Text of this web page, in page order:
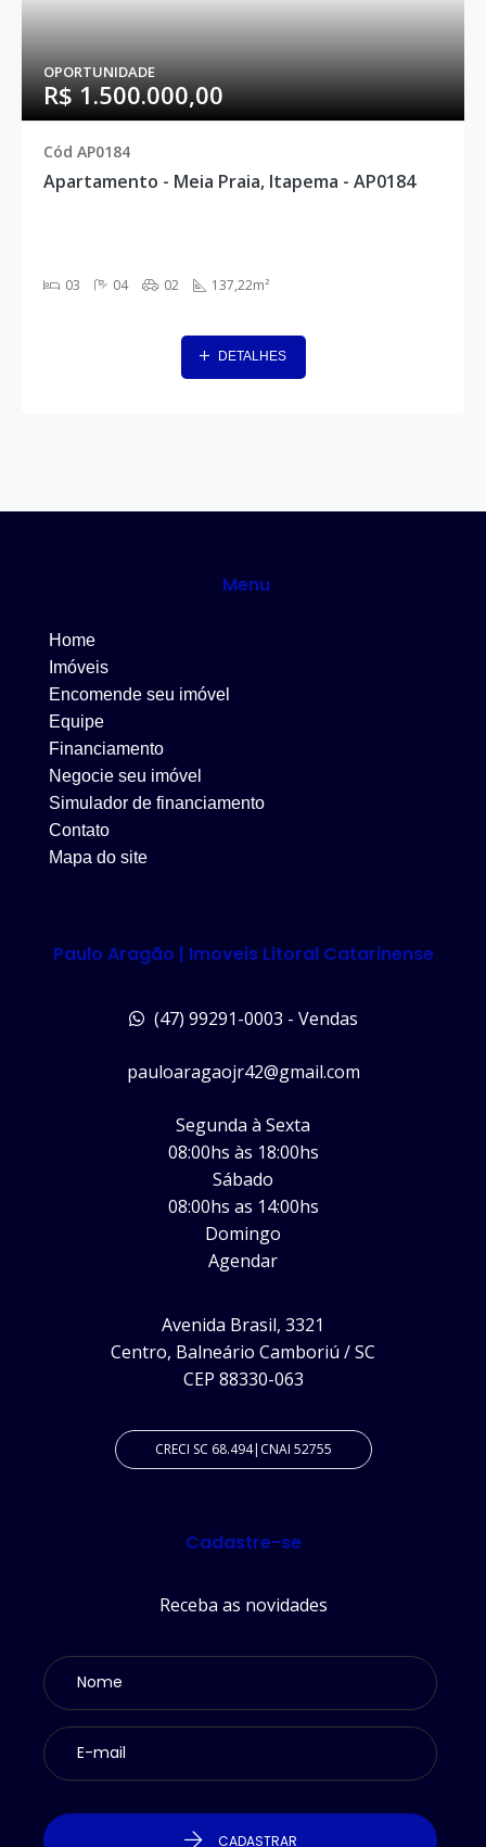
OPORTUNIDADE
R$ 1.500.000,00
Cód AP0184
Apartamento - Meia Praia, Itapema - AP0184
03 04 02 137,22m²
DETALHES
Menu
Home
Imóveis
Encomende seu imóvel
Equipe
Financiamento
Negocie seu imóvel
Simulador de financiamento
Contato
Mapa do site
Paulo Aragão | Imoveis Litoral Catarinense
(47) 99291-0003 - Vendas
pauloaragaojr42@gmail.com
Segunda à Sexta
08:00hs às 18:00hs
Sábado
08:00hs as 14:00hs
Domingo
Agendar
Avenida Brasil, 3321
Centro, Balneário Camboriú / SC
CEP 88330-063
CRECI SC 68.494|CNAI 52755
Cadastre-se
Receba as novidades
CADASTRAR